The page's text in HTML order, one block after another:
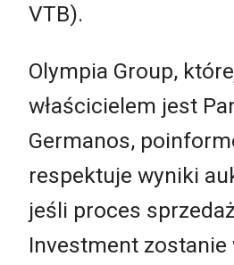
VTB).
Olympia Group,
właścicielem jest
Germanos,
respektuje wyniki
jeśli proces
Investment zostanie